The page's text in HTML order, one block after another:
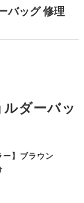
バッグ 修理
】ブラウン
ダーバッ